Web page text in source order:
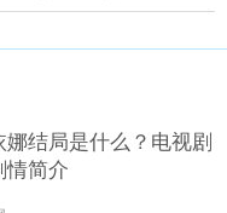
娜结局是什么？电视剧
情简介